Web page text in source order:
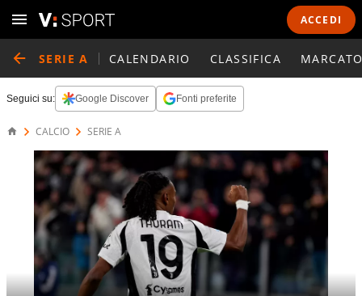
ACCEDI
SERIE A CALENDARIO CLASSIFICA
Seguici su: Google Discover Fonti preferite
CALCIO SERIE A